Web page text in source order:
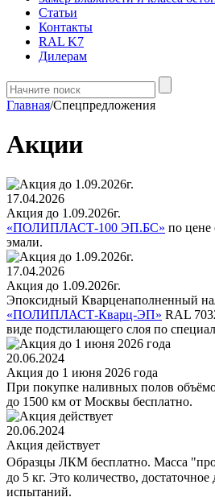
Статьи
Контакты
RAL K7
Дилерам
Главная/Спецпредложения
Акции
17.04.2026
Акция до 1.09.2026г.
«ПОЛИПЛАСТ-100 ЭП.БС» по цене
эмали.
17.04.2026
Акция до 1.09.2026г.
Эпоксидный Кварценаполненный
«ПОЛИПЛАСТ-Кварц-ЭП‎» RAL
виде подстилающего слоя по
20.06.2024
Акция до 1 июня 2026 года
При покупке наливных полов
до 1500 км от Москвы бесплатно.
20.06.2024
Акция действует
Образцы ЛКМ бесплатно. Масса
до 5 кг. Это количество,
испытаний.